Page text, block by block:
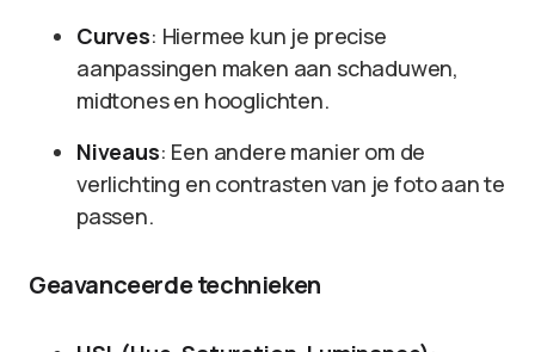
Curves: Hiermee kun je precise
aanpassingen maken aan schaduwen,
midtones en hooglichten.
Niveaus: Een andere manier om de
verlichting en contrasten van je foto aan te
passen.
Geavanceerde technieken